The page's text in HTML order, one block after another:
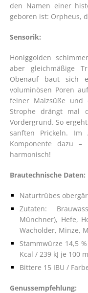
den Namen einer
geboren ist: Orpheus,
Sensorik:
Honiggolden
aber gleichmäßige
Obenauf baut sich
voluminösen Poren
feiner Malzsüße und
Strophe drängt mal
Vordergrund. So
sanften Prickeln. Im
Komponente dazu –
harmonisch!
Brautechnische Daten:
Naturtrübes
Zutaten:
Münchner), Hefe,
Wacholder, Minze,
Stammwürze 14,5
Kcal / 239 kJ je 100
Bittere 15 IBU /
Genussempfehlung: